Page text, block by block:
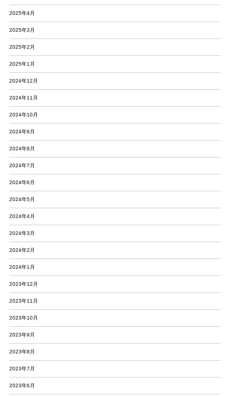
2025年4月
2025年3月
2025年2月
2025年1月
2024年12月
2024年11月
2024年10月
2024年9月
2024年8月
2024年7月
2024年6月
2024年5月
2024年4月
2024年3月
2024年2月
2024年1月
2023年12月
2023年11月
2023年10月
2023年9月
2023年8月
2023年7月
2023年6月